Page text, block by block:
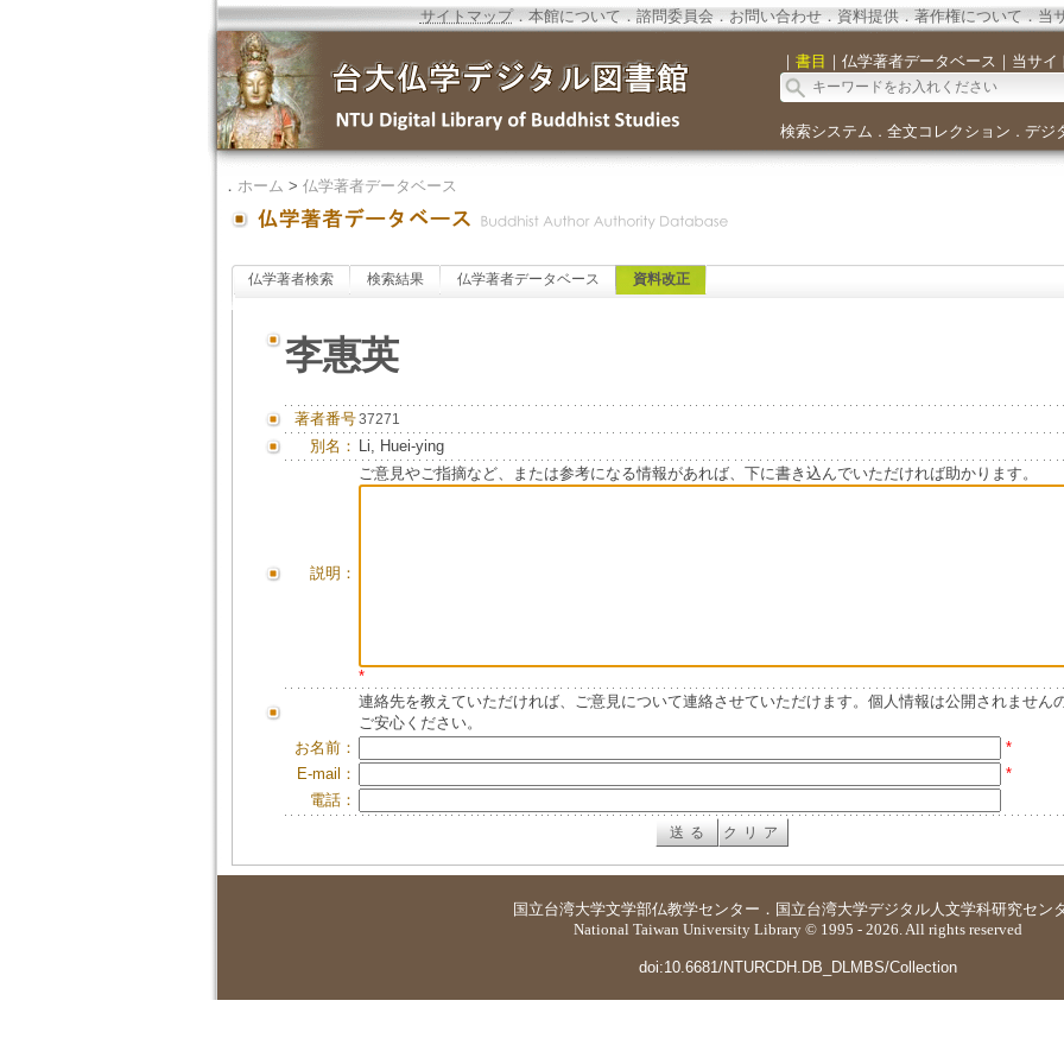
サイトマップ．本館について．諮問委員会． お問い合わせ． 資料提供．著作権について．当
｜ 書目 ｜ 仏学著者データベース ｜ 当サイ
検索システム ． 全文コレクション ． デジ
． ホーム > 仏学著者データベース
仏学著者検索 検索結果 仏学著者データベース 資料改正
李惠英
著者番号37271
別名： Li, Huei-ying
説明：
ご意見やご指摘など、または参考になる情報があれば、下に書き込んでいただければ助かります。
*
連絡先を教えていただければ、ご意見について連絡させていただけます。個人情報は公開されません
ご安心ください。
お名前：
*
E-mail：
*
電話：
国立台湾大学文学部仏教学センター ． 国立台湾大学デジタル人文学科研究セン
National Taiwan University Library © 1995 - 2026. All rights reserved
doi:10.6681/NTURCDH.DB_DLMBS/Collection